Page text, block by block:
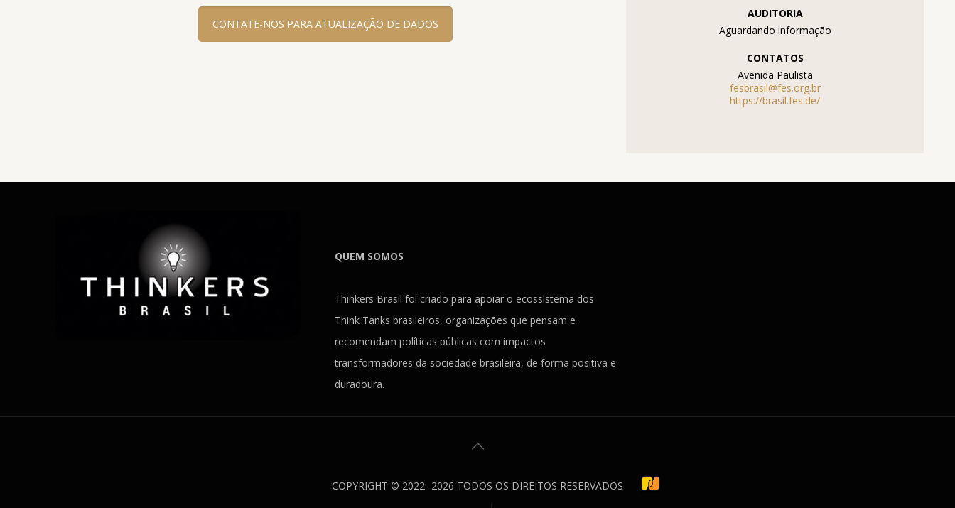
CONTATE-NOS PARA ATUALIZAÇÃO DE DADOS
AUDITORIA
Aguardando informação
CONTATOS
Avenida Paulista
fesbrasil@fes.org.br
https://brasil.fes.de/
QUEM SOMOS
Thinkers Brasil foi criado para apoiar o ecossistema dos
Think Tanks brasileiros, organizações que pensam e
recomendam políticas públicas com impactos
transformadores da sociedade brasileira, de forma positiva e
duradoura.
COPYRIGHT © 2022 -2026 TODOS OS DIREITOS RESERVADOS